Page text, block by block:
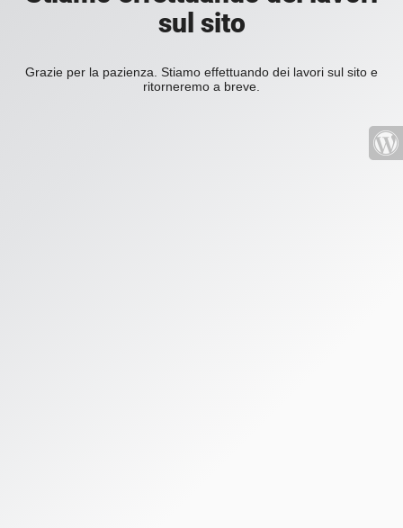
sul sito
Grazie per la pazienza. Stiamo effettuando dei lavori sul sito e
ritorneremo a breve.